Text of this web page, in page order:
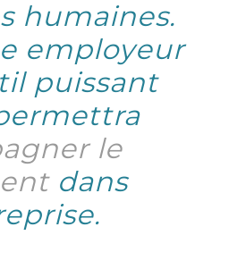
humaines.
employeur
puissant
le
dans